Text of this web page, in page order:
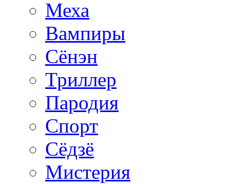
Меха
Вампиры
Сёнэн
Триллер
Пародия
Спорт
Сёдзё
Мистерия